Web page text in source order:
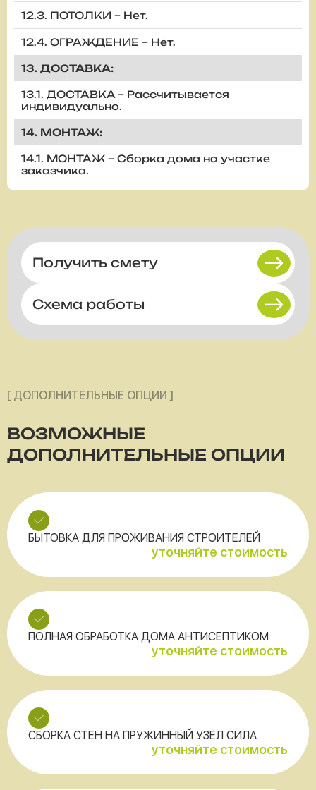
12.3. ПОТОЛКИ – Нет.
12.4. ОГРАЖДЕНИЕ – Нет.
13. ДОСТАВКА:
13.1. ДОСТАВКА – Рассчитывается
индивидуально.
14. МОНТАЖ:
14.1. МОНТАЖ – Сборка дома на участке
заказчика.
Получить смету
Схема работы
[ ДОПОЛНИТЕЛЬНЫЕ ОПЦИИ ]
ВОЗМОЖНЫЕ
ДОПОЛНИТЕЛЬНЫЕ ОПЦИИ
БЫТОВКА ДЛЯ ПРОЖИВАНИЯ СТРОИТЕЛЕЙ
уточняйте стоимость
ПОЛНАЯ ОБРАБОТКА ДОМА АНТИСЕПТИКОМ
уточняйте стоимость
СБОРКА СТЕН НА ПРУЖИННЫЙ УЗЕЛ СИЛА
уточняйте стоимость